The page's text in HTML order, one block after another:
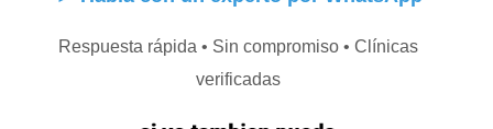
Respuesta rápida • Sin compromiso • Clínicas
verificadas